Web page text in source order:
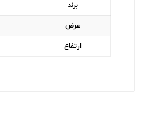
برند
عرض
ارتفاع